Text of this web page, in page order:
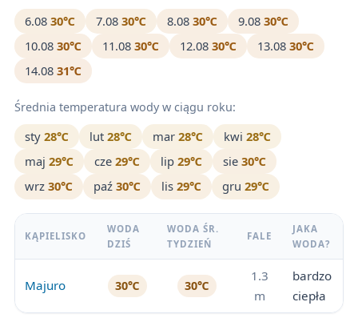
6.08 30℃ 7.08 30℃ 8.08 30℃ 9.08 30℃
10.08 30℃ 11.08 30℃ 12.08 30℃ 13.08 30℃
14.08 31℃
Średnia temperatura wody w ciągu roku:
sty 28℃ lut 28℃ mar 28℃ kwi 28℃
maj 29℃ cze 29℃ lip 29℃ sie 30℃
wrz 30℃ paź 30℃ lis 29℃ gru 29℃
KĄPIELISKO
WODA
DZIŚ
WODA ŚR.
TYDZIEŃ
FALE
JAKA
WODA?
Majuro 30℃ 30℃
1.3
m
bardzo
ciepła